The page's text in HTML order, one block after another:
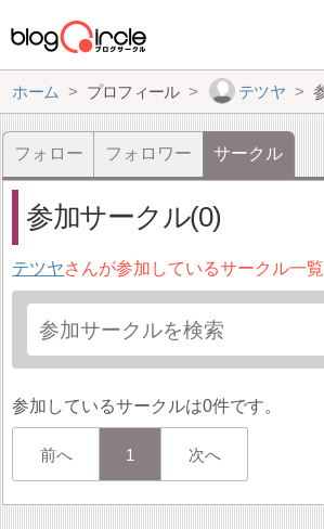
ホーム プロフィール テツヤ
フォロー フォロワー サークル
参加サークル(0)
テツヤさんが参加しているサークル一覧
参加しているサークルは0件です。
前へ 1 次へ